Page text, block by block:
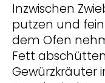
Inzwischen
putzen und fein
dem Ofen
Fett
Gewürzkräuter